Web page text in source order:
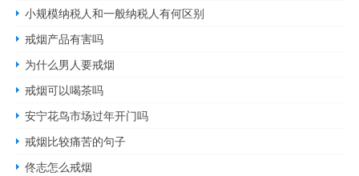
小规模纳税人和一般纳税人有何区别
戒烟产品有害吗
为什么男人要戒烟
戒烟可以喝茶吗
安宁花鸟市场过年开门吗
戒烟比较痛苦的句子
佟志怎么戒烟